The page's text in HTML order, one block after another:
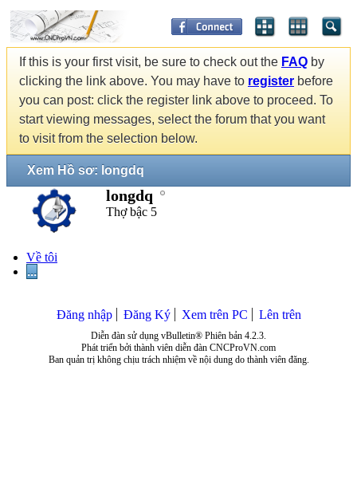
If this is your first visit, be sure to check out the FAQ by
clicking the link above. You may have to register before
you can post: click the register link above to proceed. To
start viewing messages, select the forum that you want
to visit from the selection below.
Xem Hồ sơ: longdq
longdq
Thợ bậc 5
Về tôi
...
Đăng nhập Đăng Ký Xem trên PC Lên trên
Diễn đàn sử dụng vBulletin® Phiên bản 4.2.3.
Phát triển bởi thành viên diễn đàn CNCProVN.com
Ban quản trị không chịu trách nhiệm về nội dung do thành viên đăng.